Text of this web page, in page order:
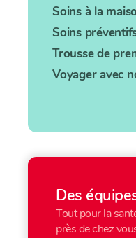
Soins à la
Soins
Trousse de
Voyager avec
Des
Tout pour la
près de chez